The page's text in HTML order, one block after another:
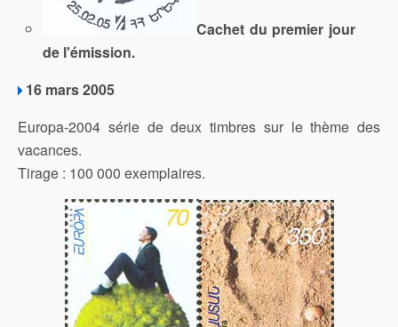
Cachet du premier jour
de l'émission.
16 mars 2005
Europa-2004 série de deux timbres sur le thème des
vacances.
Tirage : 100 000 exemplaires.